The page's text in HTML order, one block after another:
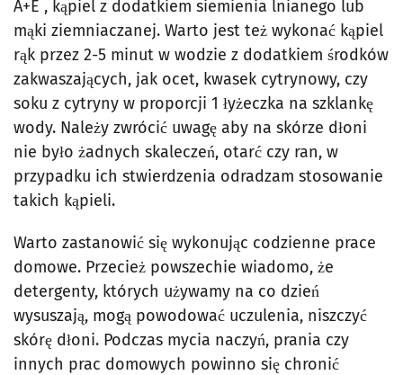
A+E , kąpiel z dodatkiem siemienia lnianego lub
mąki ziemniaczanej. Warto jest też wykonać kąpiel
rąk przez 2-5 minut w wodzie z dodatkiem środków
zakwaszających, jak ocet, kwasek cytrynowy, czy
soku z cytryny w proporcji 1 łyżeczka na szklankę
wody. Należy zwrócić uwagę aby na skórze dłoni
nie było żadnych skaleczeń, otarć czy ran, w
przypadku ich stwierdzenia odradzam stosowanie
takich kąpieli.
Warto zastanowić się wykonując codzienne prace
domowe. Przecież powszechie wiadomo, że
detergenty, których używamy na co dzień
wysuszają, mogą powodować uczulenia, niszczyć
skórę dłoni. Podczas mycia naczyń, prania czy
innych prac domowych powinno się chronić